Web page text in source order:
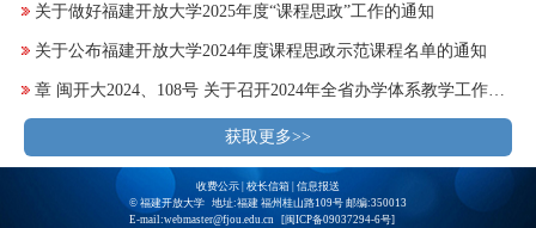
关于做好福建开放大学2025年度“课程思政”工作的通知
关于公布福建开放大学2024年度课程思政示范课程名单的通知
章 闽开大2024、108号 关于召开2024年全省办学体系教学工作会议的通知
获取更多>>
收费公示 校长信箱 信息报送
© 福建开放大学 地址:福建 福州桂山路109号 邮编:350013
E-mail:webmaster@fjou.edu.cn [闽ICP备09037294-6号]